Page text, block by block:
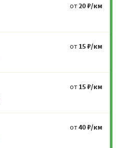
от20 ₽/км
от 15 ₽/км
от 15 ₽/км
от40 ₽/км